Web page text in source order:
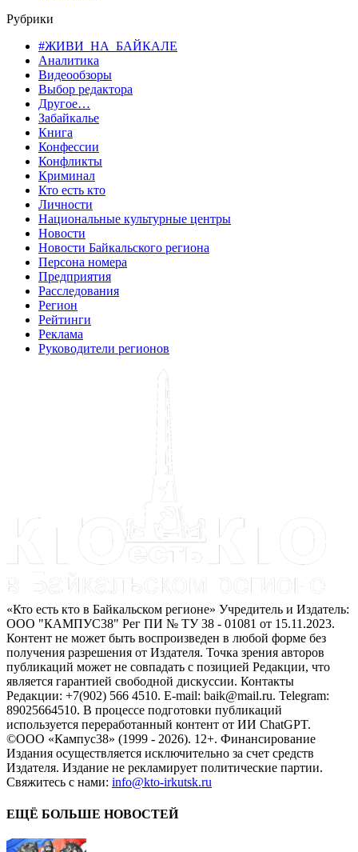
Рубрики
#ЖИВИ_НА_БАЙКАЛЕ
Аналитика
Видеообзоры
Выбор редактора
Другое…
Забайкалье
Книга
Конфессии
Конфликты
Криминал
Кто есть кто
Личности
Национальные культурные центры
Новости
Новости Байкальского региона
Персона номера
Предприятия
Расследования
Регион
Рейтинги
Реклама
Руководители регионов
«Кто есть кто в Байкальском регионе» Учредитель и Издатель:
ООО "КАМПУС38" Рег ПИ № ТУ 38 - 01081 от 15.11.2023.
Контент не может быть воспроизведен в любой форме без
получения разрешения от Издателя. Точка зрения авторов
публикаций может не совпадать с позицией Редакции, что
является гарантией свободной дискуссии. Контакты
Редакции: +7(902) 566 4510. E-mail: baik@mail.ru. Telegram:
89025664510. В процессе подготовки публикаций
используется переработанный контент от ИИ ChatGPT.
©ООО «Кампус38» (1999 - 2026). 12+. Финансирование
Издания осуществляется исключительно за счет средств
Издателя. Издание не рекламирует политические партии.
Свяжитесь с нами: info@kto-irkutsk.ru
ЕЩЁ БОЛЬШЕ НОВОСТЕЙ